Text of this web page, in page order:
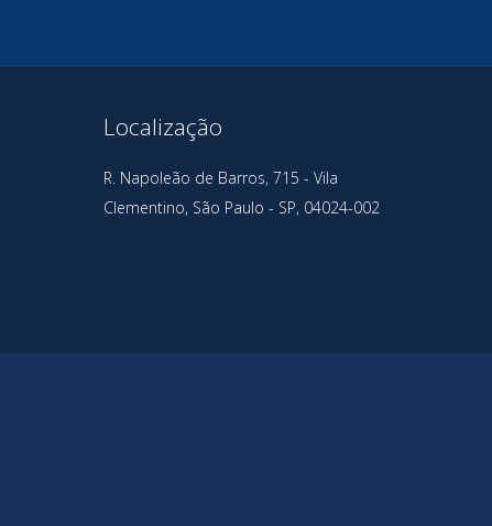
Localização
R. Napoleão de Barros, 715 - Vila
Clementino, São Paulo - SP, 04024-002